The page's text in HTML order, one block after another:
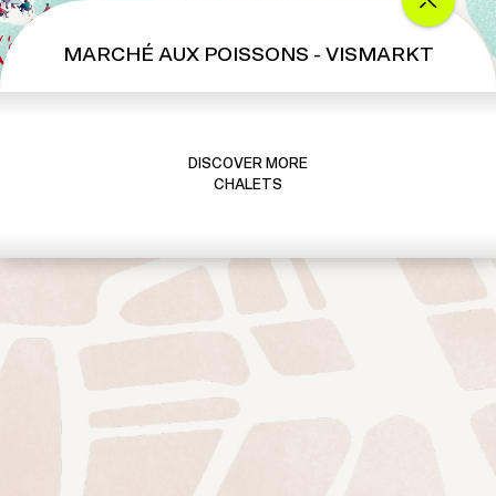
MARCHÉ AUX POISSONS - VISMARKT
DISCOVER MORE
CHALETS